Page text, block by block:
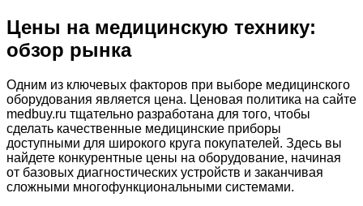
Цены на медицинскую технику:
обзор рынка
Одним из ключевых факторов при выборе медицинского
оборудования является цена. Ценовая политика на сайте
medbuy.ru тщательно разработана для того, чтобы
сделать качественные медицинские приборы
доступными для широкого круга покупателей. Здесь вы
найдете конкурентные цены на оборудование, начиная
от базовых диагностических устройств и заканчивая
сложными многофункциональными системами.